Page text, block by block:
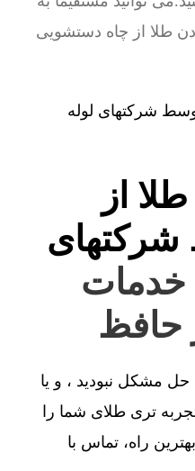
طلا از چاه دستشویی
شرکتهای لوله
از
شرکتهای
خدمات
حافظ
مشکل نبودید ، و یا
تری طلای شما را
راه، تماس با